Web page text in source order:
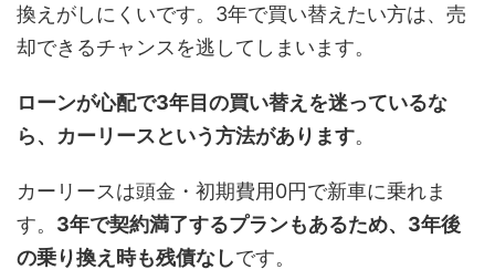
換えがしにくいです。3年で買い替えたい方は、売
却できるチャンスを逃してしまいます。
ローンが心配で3年目の買い替えを迷っているな
ら、カーリースという方法があります。
カーリースは頭金・初期費用0円で新車に乗れま
す。 3年で契約満了するプランもあるため、3年後
の乗り換え時も残債なしです。